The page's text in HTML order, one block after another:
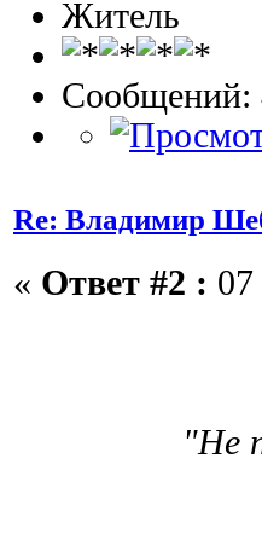
Житель
Сообщений:
Re: Владимир
« Ответ #2 :
"Не